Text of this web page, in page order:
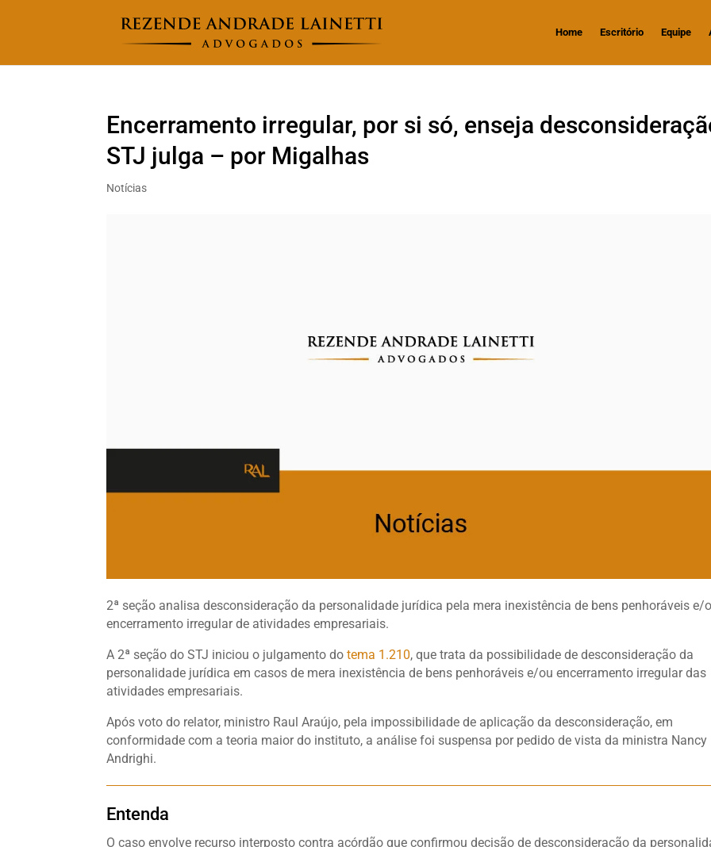
Home Escritório Equipe
Encerramento irregular, por si só, enseja
STJ julga – por Migalhas
Notícias
2ª seção analisa desconsideração da personalidade jurídica pela mera inexistência de bens penhoráveis e/
encerramento irregular de atividades empresariais.
A 2ª seção do STJ iniciou o julgamento dotema 1.210, que trata da possibilidade de desconsideração da
personalidade jurídica em casos de mera inexistência de bens penhoráveis e/ou encerramento irregular das
atividades empresariais.
Após voto do relator, ministro Raul Araújo, pela impossibilidade de aplicação da desconsideração, em
conformidade com a teoria maior do instituto, a análise foi suspensa por pedido de vista da ministra Nancy
Andrighi.
Entenda
O caso envolve recurso interposto contra acórdão que confirmou decisão de desconsideração da